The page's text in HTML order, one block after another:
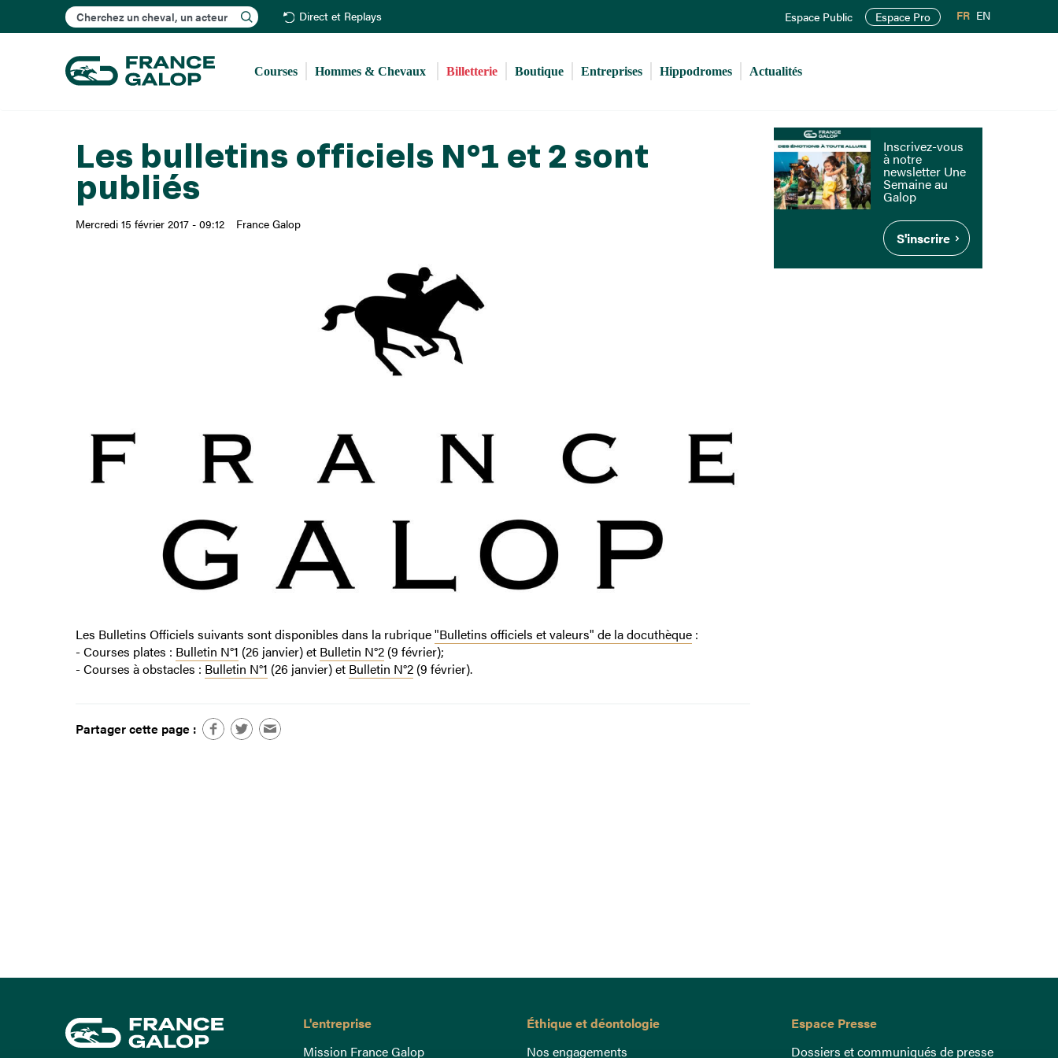
au
principal
Rechercher Direct et Replays Espace Public Espace Pro FR EN
Courses Hommes & Chevaux Billetterie Boutique Entreprises Hippodromes Actualités
Les bulletins officiels N°1 et 2 sont
publiés
Mercredi 15 février 2017 - 09:12 France Galop
Les Bulletins Officiels suivants sont disponibles dans la rubrique"Bulletins officiels et valeurs" de la docuthèque:
- Courses plates : Bulletin N°1 (26 janvier) et Bulletin N°2(9 février);
- Courses à obstacles : Bulletin N°1 (26 janvier) et Bulletin N°2(9 février).
Partager cette page :
Inscrivez-vous
à notre
newsletter Une
Semaine au
Galop
S'inscrire
L'entreprise
Mission France Galop
Éthique et déontologie
Nos engagements
Espace Presse
Dossiers et communiqués de presse